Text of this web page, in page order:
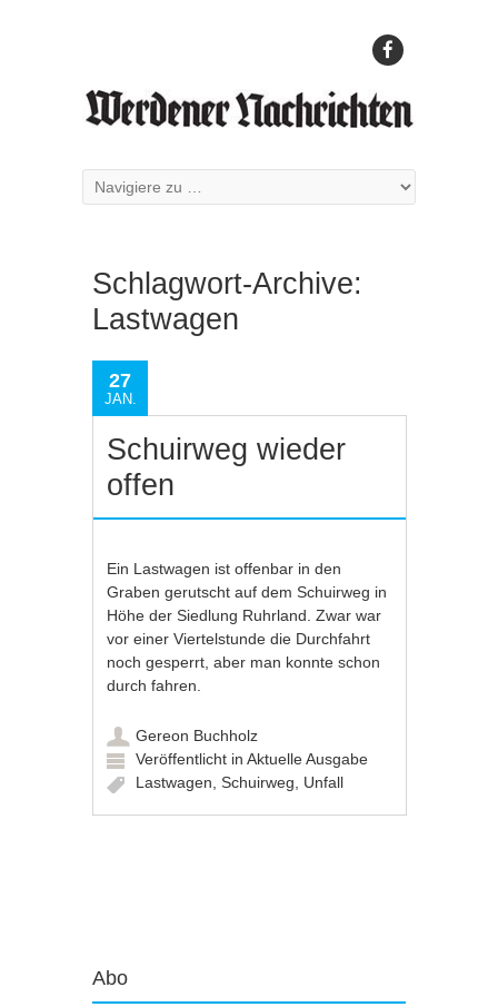
Schlagwort-Archive:
Lastwagen
27
JAN.
Schuirweg wieder
offen
Ein Lastwagen ist offenbar in den
Graben gerutscht auf dem Schuirweg in
Höhe der Siedlung Ruhrland. Zwar war
vor einer Viertelstunde die Durchfahrt
noch gesperrt, aber man konnte schon
durch fahren.
Gereon Buchholz
Veröffentlicht inAktuelle Ausgabe
Lastwagen ,Schuirweg Unfall
Abo